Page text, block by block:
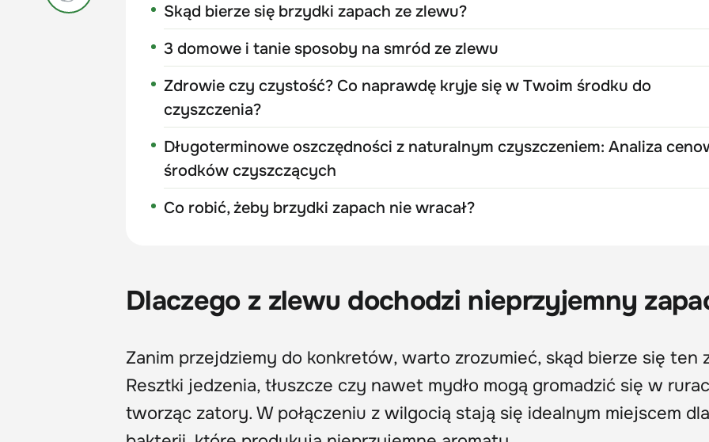
Skąd bierze się brzydki zapach ze zlewu?
3 domowe i tanie sposoby na smród ze zlewu
Zdrowie czy czystość? Co naprawdę kryje się w Twoim środku do
czyszczenia?
Długoterminowe oszczędności z naturalnym czyszczeniem: Analiza
środków czyszczących
Co robić, żeby brzydki zapach nie wracał?
Dlaczego z zlewu dochodzi nieprzyjemny
Zanim przejdziemy do konkretów, warto zrozumieć, skąd bierze się ten
Resztki jedzenia, tłuszcze czy nawet mydło mogą gromadzić się w
tworząc zatory. W połączeniu z wilgocią stają się idealnym miejscem dla